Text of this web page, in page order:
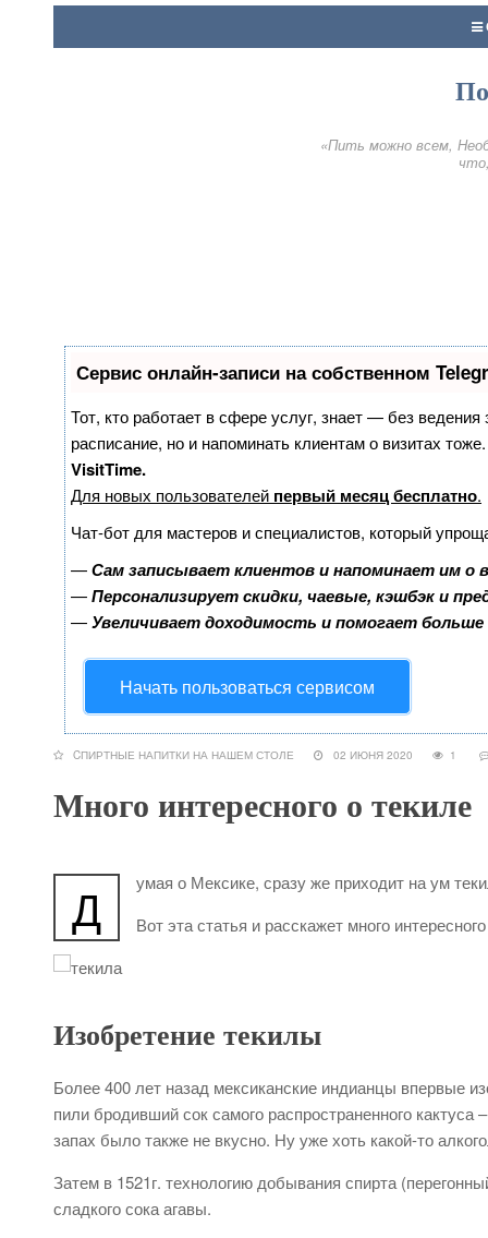
«Пить можно всем,
Сервис онлайн-записи на собственном
Тот, кто работает в сфере услуг, знает — без
расписание, но и напоминать клиентам о визитах
VisitTime.
Для новых пользователей первый месяц бесплатно.
Чат-бот для мастеров и специалистов, который
—Сам записывает клиентов и напоминает им о
—Персонализирует скидки, чаевые, кэшбэк и
—Увеличивает доходимость и помогает
Начать пользоваться сервисом
CПИРТНЫЕ НАПИТКИ НА НАШЕМ СТОЛЕ 02 ИЮНЯ 2020 1
Много интересного о текиле
Д
умая о Мексике, сразу же приходит на ум
Вот эта статья и расскажет много
Изобретение текилы
Более 400 лет назад мексиканские индианцы впервые
пили бродивший сок самого распространенного
запах было также не вкусно. Ну уже хоть какой-то
Затем в 1521г. технологию добывания спирта
сладкого сока агавы.